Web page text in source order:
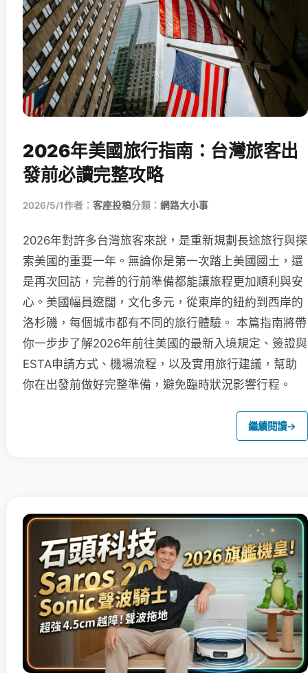
2026年美國旅行指南：台灣旅客出
發前必讀完整攻略
2026/5/1作者： 客座投稿分類： 網路大小事
2026年對許多台灣旅客來說，是重新規劃長途旅行與探
索美國的重要一年。無論你是第一次踏上美國國土，還
是再次回訪，完善的行前準備都能讓旅程更加順利與安
心。美國幅員遼闊，文化多元，從東岸的紐約到西岸的
洛杉磯，每個城市都有不同的旅行體驗。 本篇指南將帶
你一步步了解2026年前往美國的最新入境規定、簽證與
ESTA申請方式、機場流程，以及實用旅行建議，幫助
你在出發前做好完整準備，避免臨時狀況影響行程。
繼續閱讀→